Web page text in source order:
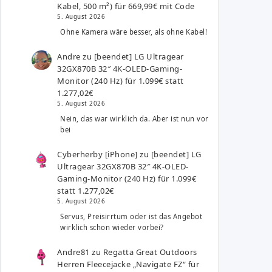
Kabel, 500 m²) für 669,99€ mit Code
5. August 2026
Ohne Kamera wäre besser, als ohne Kabel!
Andre zu [beendet] LG Ultragear
32GX870B 32″ 4K-OLED-Gaming-
Monitor (240 Hz) für 1.099€ statt
1.277,02€
5. August 2026
Nein, das war wirklich da. Aber ist nun vor
bei
Cyberherby [iPhone] zu [beendet] LG
Ultragear 32GX870B 32″ 4K-OLED-
Gaming-Monitor (240 Hz) für 1.099€
statt 1.277,02€
5. August 2026
Servus, Preisirrtum oder ist das Angebot
wirklich schon wieder vorbei?
Andre81 zu Regatta Great Outdoors
Herren Fleecejacke „Navigate FZ“ für